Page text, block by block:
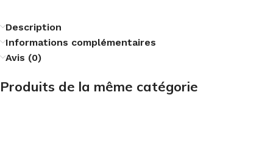
Description
Informations complémentaires
Avis (0)
Produits de la même catégorie